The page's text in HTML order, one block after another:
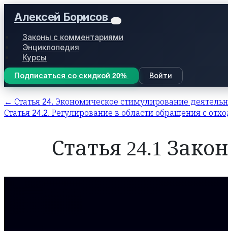
Алексей Борисов
Законы с комментариями
Энциклопедия
Курсы
Подписаться со скидкой 20% Войти
← Статья 24. Экономическое стимулирование
Статья 24.2. Регулирование в области обращения с
Статья 24.1